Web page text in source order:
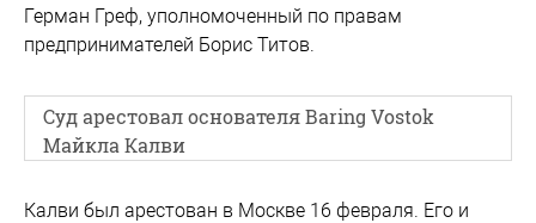
Герман Греф, уполномоченный по правам
предпринимателей Борис Титов.
Суд арестовал основателя Baring Vostok
Майкла Калви
Калви был арестован в Москве 16 февраля. Его и